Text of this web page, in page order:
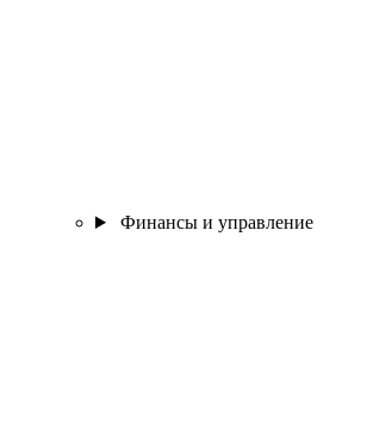
Финансы и управление